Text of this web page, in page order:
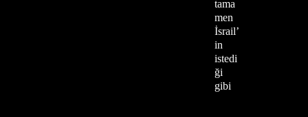
tama
men
İsrail’
in
istedi
ği
gibi